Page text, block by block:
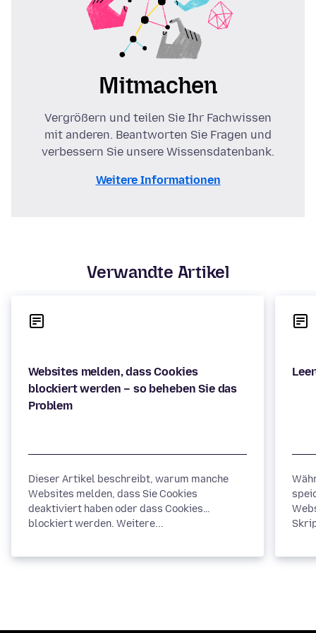
Mitmachen
Vergrößern und teilen Sie Ihr Fachwissen
mit anderen. Beantworten Sie Fragen und
verbessern Sie unsere Wissensdatenbank.
Weitere Informationen
Verwandte Artikel
Websites melden, dass Cookies
blockiert werden – so beheben Sie das
Problem
Dieser Artikel beschreibt, warum manche
Websites melden, dass Sie Cookies
deaktiviert haben oder dass Cookies
blockiert werden. Weitere...